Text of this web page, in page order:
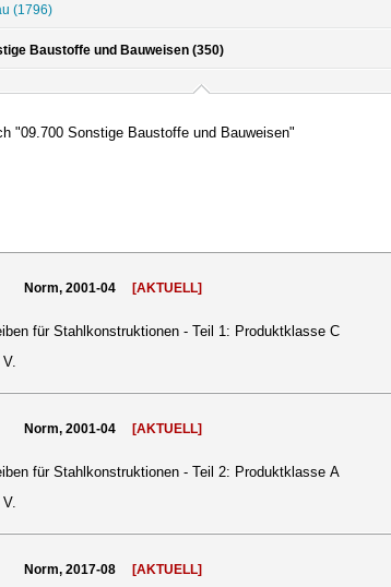
(1796)
Baustoffe und Bauweisen (350)
"09.700 Sonstige Baustoffe und Bauweisen"
Norm, 2001-04 [AKTUELL]
für Stahlkonstruktionen - Teil 1: Produktklasse C
Norm, 2001-04 [AKTUELL]
für Stahlkonstruktionen - Teil 2: Produktklasse A
Norm, 2017-08 [AKTUELL]